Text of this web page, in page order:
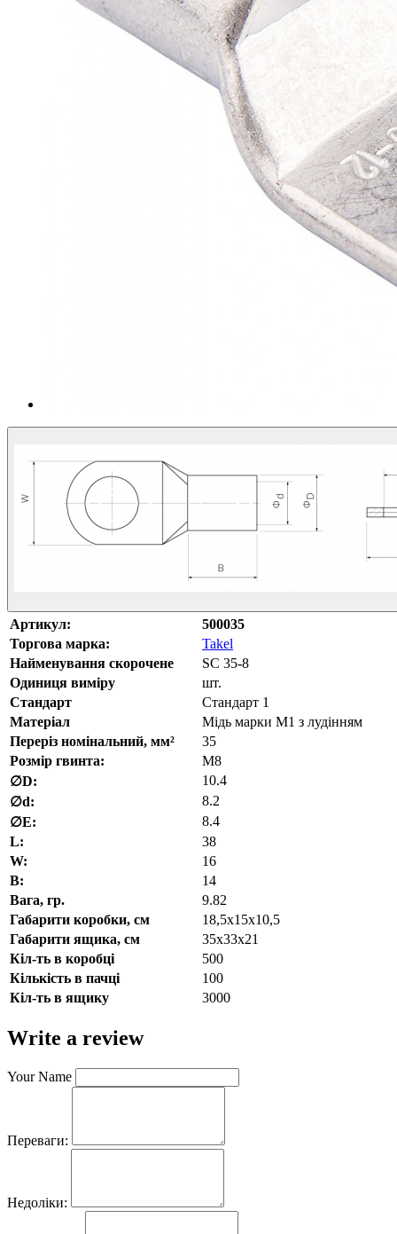
Артикул:
500035
Торгова марка:
Takel
Найменування скорочене
SC 35-8
Одиниця виміру
шт.
Стандарт
Стандарт 1
Матеріал
Мідь марки М1 з лудінням
Переріз номінальний, мм²
35
Розмір гвинта:
М8
∅D:
10.4
∅d:
8.2
∅E:
8.4
L:
38
W:
16
В:
14
Вага, гр.
9.82
Габарити коробки, см
18,5х15х10,5
Габарити ящика, см
35х33х21
Кіл-ть в коробці
500
Кількість в пачці
100
Кіл-ть в ящику
3000
Write a review
Your Name
Переваги:
Недоліки: